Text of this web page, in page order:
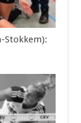
Stokkem):